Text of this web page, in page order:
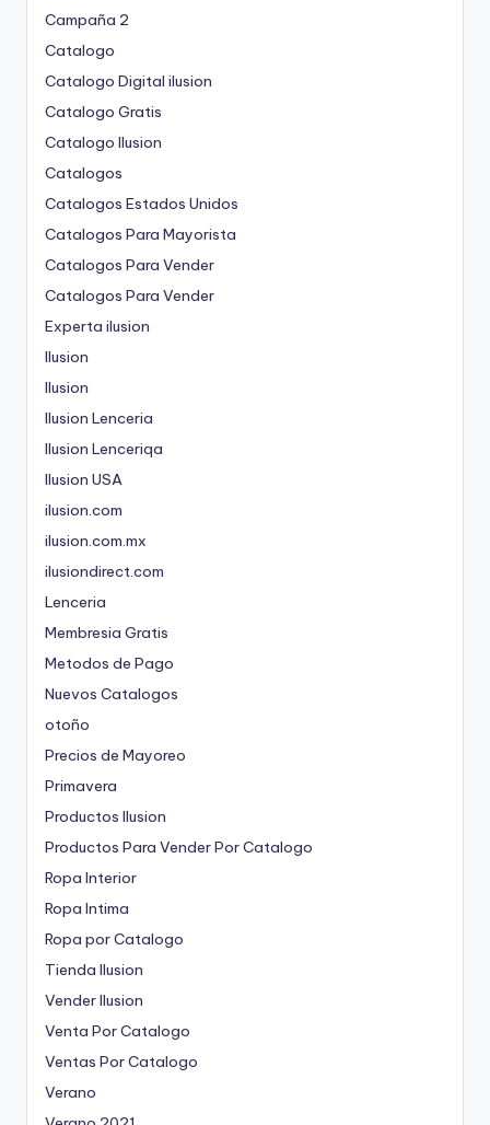
Campaña 2
Catalogo
Catalogo Digital ilusion
Catalogo Gratis
Catalogo Ilusion
Catalogos
Catalogos Estados Unidos
Catalogos Para Mayorista
Catalogos Para Vender
Catalogos Para Vender
Experta ilusion
Ilusion
Ilusion
Ilusion Lenceria
Ilusion Lenceriqa
Ilusion USA
ilusion.com
ilusion.com.mx
ilusiondirect.com
Lenceria
Membresia Gratis
Metodos de Pago
Nuevos Catalogos
otoño
Precios de Mayoreo
Primavera
Productos Ilusion
Productos Para Vender Por Catalogo
Ropa Interior
Ropa Intima
Ropa por Catalogo
Tienda Ilusion
Vender Ilusion
Venta Por Catalogo
Ventas Por Catalogo
Verano